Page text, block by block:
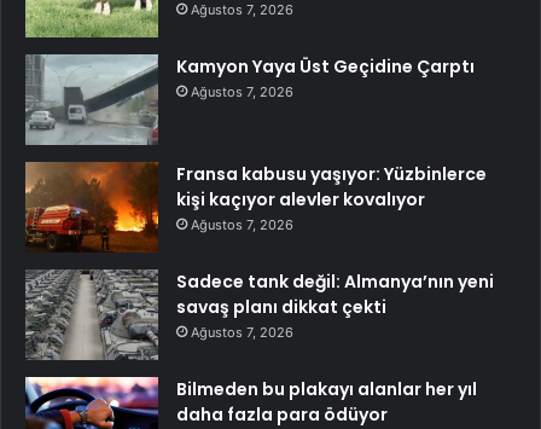
Ağustos 7, 2026
Kamyon Yaya Üst Geçidine Çarptı
Ağustos 7, 2026
Fransa kabusu yaşıyor: Yüzbinlerce
kişi kaçıyor alevler kovalıyor
Ağustos 7, 2026
Sadece tank değil: Almanya’nın yeni
savaş planı dikkat çekti
Ağustos 7, 2026
Bilmeden bu plakayı alanlar her yıl
daha fazla para ödüyor